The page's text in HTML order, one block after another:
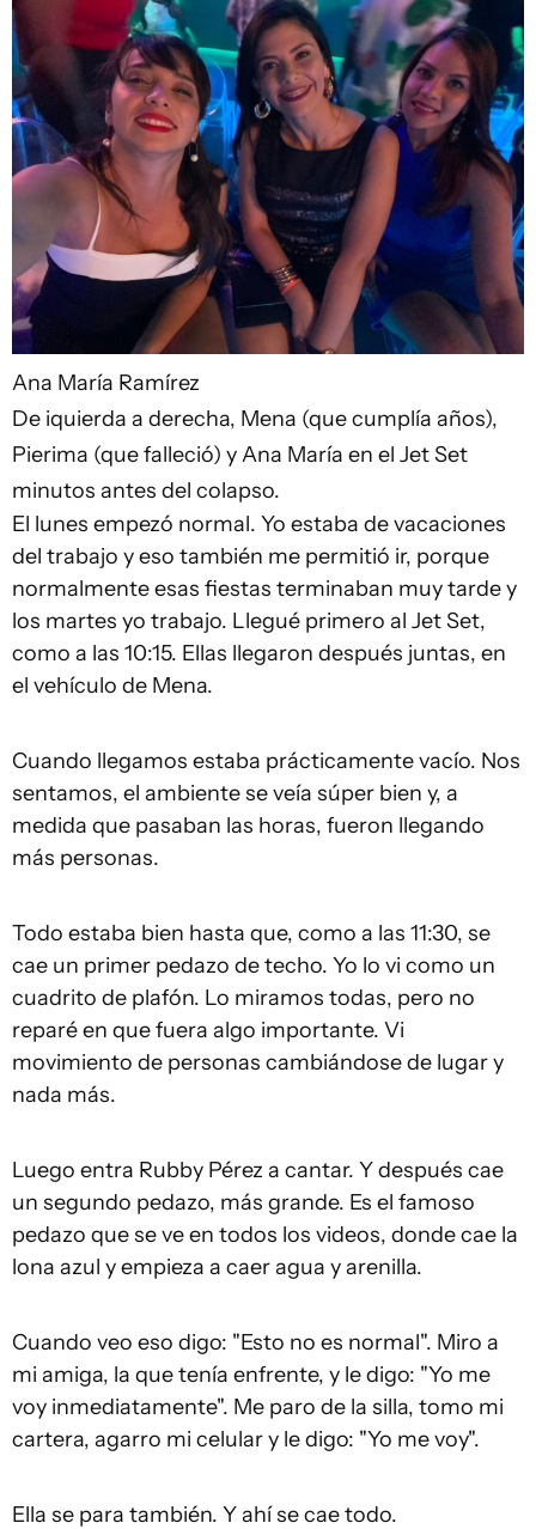
Ana María Ramírez
De iquierda a derecha, Mena (que cumplía años),
Pierima (que falleció) y Ana María en el Jet Set
minutos antes del colapso.
El lunes empezó normal. Yo estaba de vacaciones
del trabajo y eso también me permitió ir, porque
normalmente esas fiestas terminaban muy tarde y
los martes yo trabajo. Llegué primero al Jet Set,
como a las 10:15. Ellas llegaron después juntas, en
el vehículo de Mena.
Cuando llegamos estaba prácticamente vacío. Nos
sentamos, el ambiente se veía súper bien y, a
medida que pasaban las horas, fueron llegando
más personas.
Todo estaba bien hasta que, como a las 11:30, se
cae un primer pedazo de techo. Yo lo vi como un
cuadrito de plafón. Lo miramos todas, pero no
reparé en que fuera algo importante. Vi
movimiento de personas cambiándose de lugar y
nada más.
Luego entra Rubby Pérez a cantar. Y después cae
un segundo pedazo, más grande. Es el famoso
pedazo que se ve en todos los videos, donde cae la
lona azul y empieza a caer agua y arenilla.
Cuando veo eso digo: "Esto no es normal". Miro a
mi amiga, la que tenía enfrente, y le digo: "Yo me
voy inmediatamente". Me paro de la silla, tomo mi
cartera, agarro mi celular y le digo: "Yo me voy".
Ella se para también. Y ahí se cae todo.